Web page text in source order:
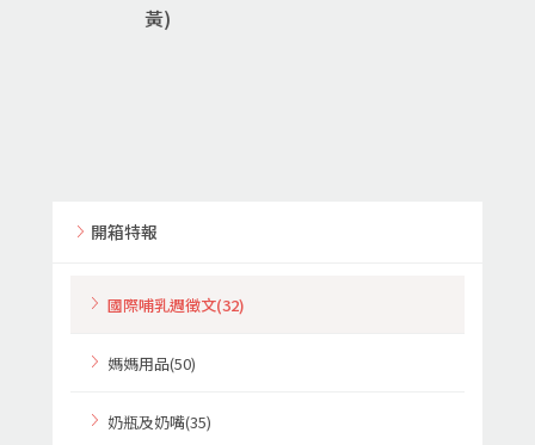
黃)
開箱特報
國際哺乳週徵文(32)
媽媽用品(50)
奶瓶及奶嘴(35)